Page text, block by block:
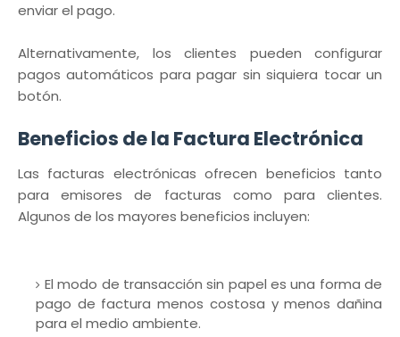
enviar el pago.
Alternativamente, los clientes pueden configurar
pagos automáticos para pagar sin siquiera tocar un
botón.
Beneficios de la Factura Electrónica
Las facturas electrónicas ofrecen beneficios tanto
para emisores de facturas como para clientes.
Algunos de los mayores beneficios incluyen:
El modo de transacción sin papel es una forma de
pago de factura menos costosa y menos dañina
para el medio ambiente.